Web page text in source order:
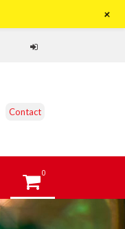
Contact
0
+